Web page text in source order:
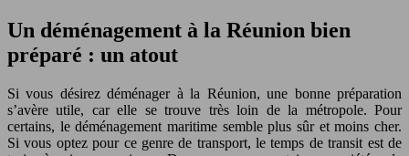
Un déménagement à la Réunion bien
préparé : un atout
Si vous désirez déménager à la Réunion, une bonne préparation
s’avère utile, car elle se trouve très loin de la métropole. Pour
certains, le déménagement maritime semble plus sûr et moins cher.
Si vous optez pour ce genre de transport, le temps de transit est de